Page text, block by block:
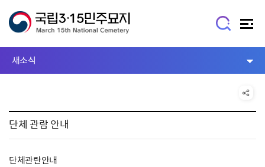
새소식
단체 관람 안내
단체관란안내